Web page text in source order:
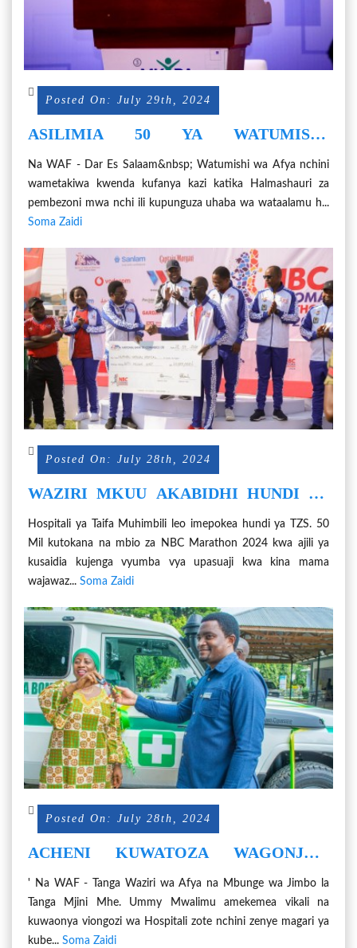
Posted On: July 29th, 2024
ASILIMIA 50 YA WATUMISHI
PEMBEZONI
Na WAF - Dar Es Salaam&nbsp; Watumishi wa Afya nchini
wametakiwa kwenda kufanya kazi katika Halmashauri za
pembezoni mwa nchi ili kupunguza uhaba wa wataalamu h...
Soma Zaidi
Posted On: July 28th, 2024
WAZIRI MKUU AKABIDHI HUNDI YA
ZILIZOTOKANA NA NBC MARATHON
Hospitali ya Taifa Muhimbili leo imepokea hundi ya TZS. 50
Mil kutokana na mbio za NBC Marathon 2024 kwa ajili ya
kusaidia kujenga vyumba vya upasuaji kwa kina mama
wajawaz... Soma Zaidi
Posted On: July 28th, 2024
ACHENI KUWATOZA WAGONJWA
'AMBULANCE
' Na WAF - Tanga Waziri wa Afya na Mbunge wa Jimbo la
Tanga Mjini Mhe. Ummy Mwalimu amekemea vikali na
kuwaonya viongozi wa Hospitali zote nchini zenye magari ya
kube... Soma Zaidi